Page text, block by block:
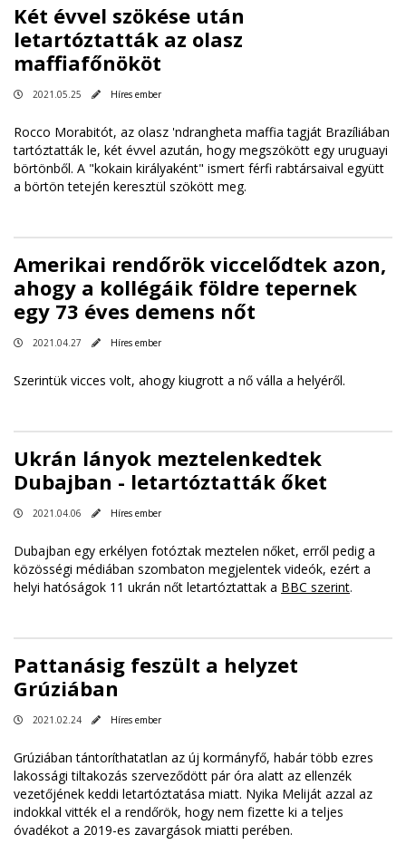
Két évvel szökése után
letartóztatták az olasz
maffiafőnököt
2021.05.25 Híres ember
Rocco Morabitót, az olasz 'ndrangheta maffia tagját Brazíliában
tartóztatták le, két évvel azután, hogy megszökött egy uruguayi
börtönből. A "kokain királyaként" ismert férfi rabtársaival együtt
a börtön tetején keresztül szökött meg.
Amerikai rendőrök viccelődtek azon,
ahogy a kollégáik földre tepernek
egy 73 éves demens nőt
2021.04.27 Híres ember
Szerintük vicces volt, ahogy kiugrott a nő válla a helyéről.
Ukrán lányok meztelenkedtek
Dubajban - letartóztatták őket
2021.04.06 Híres ember
Dubajban egy erkélyen fotóztak meztelen nőket, erről pedig a
közösségi médiában szombaton megjelentek videók, ezért a
helyi hatóságok 11 ukrán nőt letartóztattak a BBC szerint.
Pattanásig feszült a helyzet
Grúziában
2021.02.24 Híres ember
Grúziában tántoríthatatlan az új kormányfő, habár több ezres
lakossági tiltakozás szerveződött pár óra alatt az ellenzék
vezetőjének keddi letartóztatása miatt. Nyika Meliját azzal az
indokkal vitték el a rendőrök, hogy nem fizette ki a teljes
óvadékot a 2019-es zavargások miatti perében.